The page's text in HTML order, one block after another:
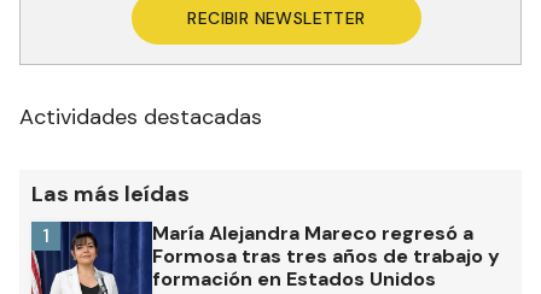
RECIBIR NEWSLETTER
Actividades destacadas
Las más leídas
María Alejandra Mareco regresó a
Formosa tras tres años de trabajo y
formación en Estados Unidos
1